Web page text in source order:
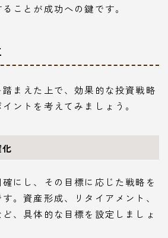
ことが成功への鍵です。
まえた上で、効果的な投資戦略
ントを考えてみましょう。
にし、その目標に応じた戦略を
。資産形成、リタイアメント、
、具体的な目標を設定しましょ